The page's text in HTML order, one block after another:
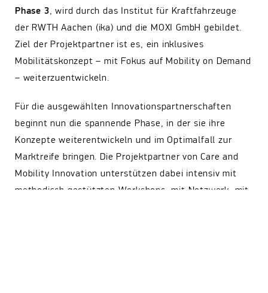
Phase 3, wird durch das Institut für Kraftfahrzeuge
der RWTH Aachen (ika) und die MOXI GmbH gebildet.
Ziel der Projektpartner ist es, ein inklusives
Mobilitätskonzept – mit Fokus auf Mobility on Demand
– weiterzuentwickeln.
Für die ausgewählten Innovationspartnerschaften
beginnt nun die spannende Phase, in der sie ihre
Konzepte weiterentwickeln und im Optimalfall zur
Marktreife bringen. Die Projektpartner von Care and
Mobility Innovation unterstützen dabei intensiv mit
methodisch gestützten Workshops, mit Netzwerk, mit